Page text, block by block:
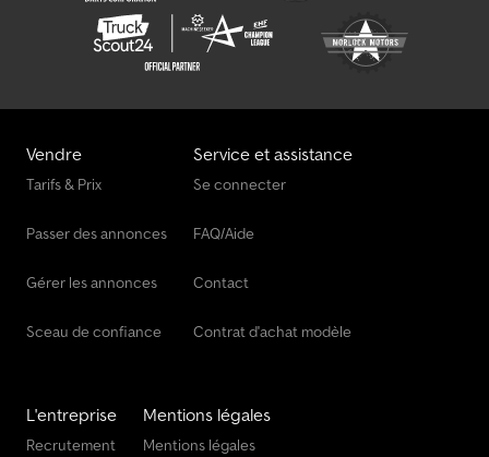
Vendre
Tarifs & Prix
Passer des annonces
Gérer les annonces
Sceau de confiance
Service et assistance
Se connecter
FAQ/Aide
Contact
Contrat d'achat modèle
L'entreprise
Recrutement
Mentions légales
Mentions légales